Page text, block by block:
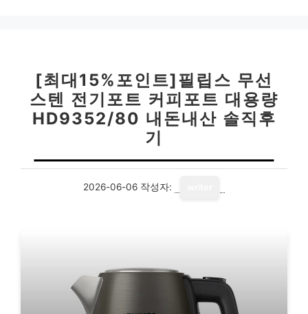
[최대15%포인트]필립스 무선
스텐 전기포트 커피포트 대용량
HD9352/80 내돈내산 솔직후
기
2026-06-06 작성자: